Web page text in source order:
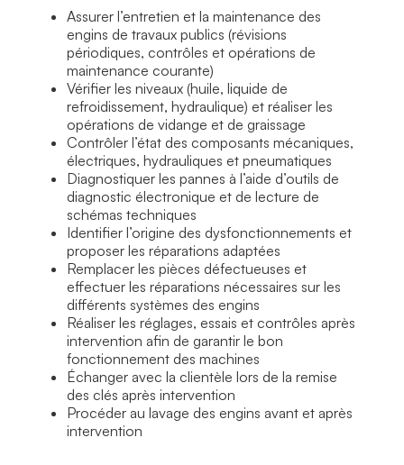
Assurer l’entretien et la maintenance des
engins de travaux publics (révisions
périodiques, contrôles et opérations de
maintenance courante)
Vérifier les niveaux (huile, liquide de
refroidissement, hydraulique) et réaliser les
opérations de vidange et de graissage
Contrôler l’état des composants mécaniques,
électriques, hydrauliques et pneumatiques
Diagnostiquer les pannes à l’aide d’outils de
diagnostic électronique et de lecture de
schémas techniques
Identifier l’origine des dysfonctionnements et
proposer les réparations adaptées
Remplacer les pièces défectueuses et
effectuer les réparations nécessaires sur les
différents systèmes des engins
Réaliser les réglages, essais et contrôles après
intervention afin de garantir le bon
fonctionnement des machines
Échanger avec la clientèle lors de la remise
des clés après intervention
Procéder au lavage des engins avant et après
intervention